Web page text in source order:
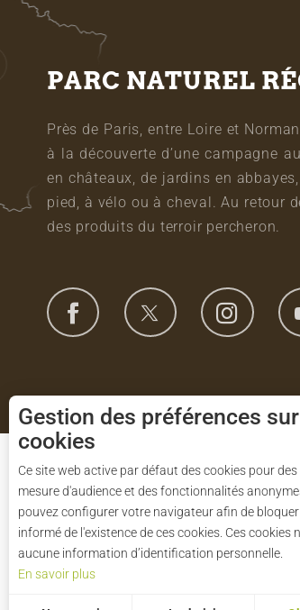
PARC NATUREL
Près de Paris, entre Loire et
à la découverte d’une campagne
en châteaux, de jardins en
pied, à vélo ou à cheval. Au retour
des produits du terroir percheron.
Le Syndicat Mixte de gestion du
l'Eure-et-Loir et des 91 communes
Gestion des préférences
cookies
Ce site web active par défaut des cookies pour
mesure d'audience et des fonctionnalités
pouvez configurer votre navigateur afin de
informé de l'existence de ces cookies. Ces cookies
aucune information d’identification personnelle.
En savoir plus